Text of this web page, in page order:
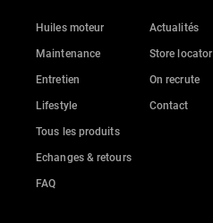
Huiles moteur
Maintenance
Entretien
Lifestyle
Tous les produits
Echanges & retours
FAQ
Actualités
Store locator
On recrute
Contact